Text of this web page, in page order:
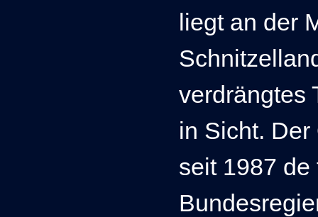
liegt an der
verdrängtes
in Sicht.
seit 1987